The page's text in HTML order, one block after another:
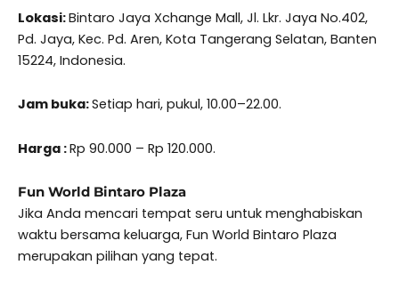
Lokasi:Bintaro Jaya Xchange Mall, Jl. Lkr. Jaya No.402,
Pd. Jaya, Kec. Pd. Aren, Kota Tangerang Selatan, Banten
15224, Indonesia.
Jam buka:Setiap hari, pukul, 10.00–22.00.
Harga :Rp 90.000 – Rp 120.000.
Fun World Bintaro Plaza
Jika Anda mencari tempat seru untuk menghabiskan
waktu bersama keluarga, Fun World Bintaro Plaza
merupakan pilihan yang tepat.